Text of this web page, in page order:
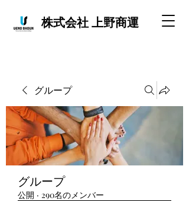
株式会社 上野商運
グループ
グループ
公開 · 290名のメンバー